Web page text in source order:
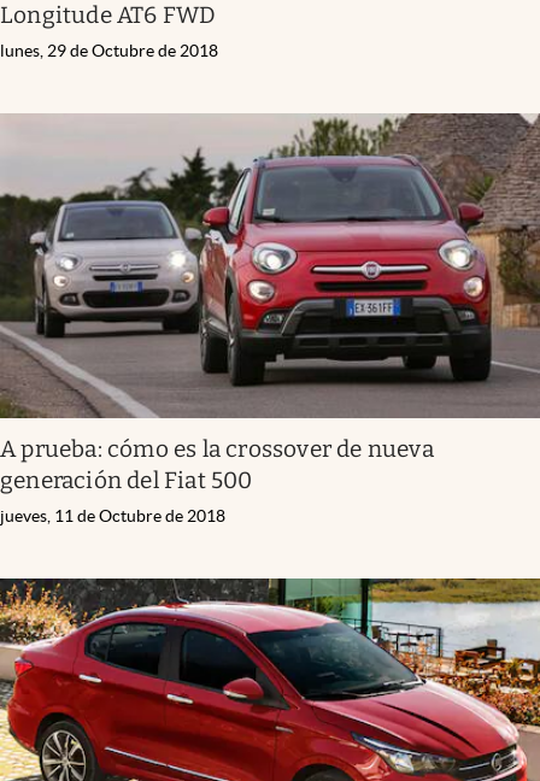
Longitude AT6 FWD
lunes, 29 de Octubre de 2018
A prueba: cómo es la crossover de nueva
generación del Fiat 500
jueves, 11 de Octubre de 2018